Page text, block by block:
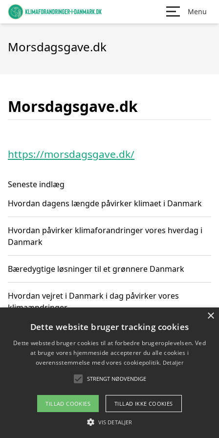
Menu
Morsdagsgave.dk
Morsdagsgave.dk
https://morsdagsgave.dk/
Seneste indlæg
Hvordan dagens længde påvirker klimaet i Danmark
Hvordan påvirker klimaforandringer vores hverdag i
Danmark
Bæredygtige løsninger til et grønnere Danmark
Hvordan vejret i Danmark i dag påvirker vores
klimaændringer
Hvordan klimaændringer påvirker danske unges
gaveønsker
Om / kontakt
Blog Betingelser
×
Dette website bruger tracking cookies
Dette websted bruger cookies til at forbedre brugeroplevelsen. Ved
at bruge vores hjemmeside accepterer du alle cookies i
overensstemmelse med vores cookiepolitik. Detaljer
STRENGT NØDVENDIGE
TILLAD COOKIES TILLAD IKKE COOKIES
VIS DETALJER